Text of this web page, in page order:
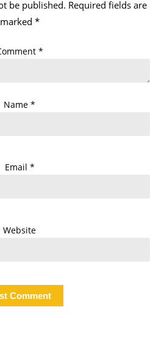
be published. Required fields are
marked *
*
Name *
Email *
Website